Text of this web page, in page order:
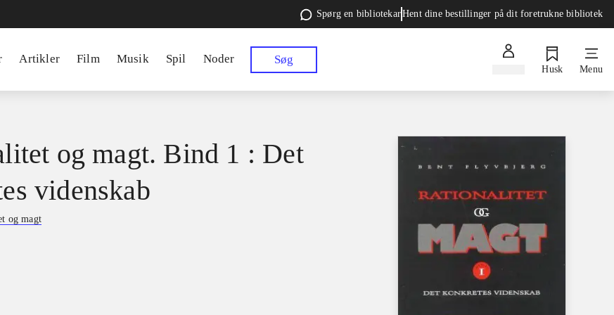
Spørg en bibliotekarHent dine bestillinger på dit foretrukne bibliotek
Artikler Film Musik Spil Noder Søg
Husk Menu
og magt. Bind 1 : Det
videnskab
og magt